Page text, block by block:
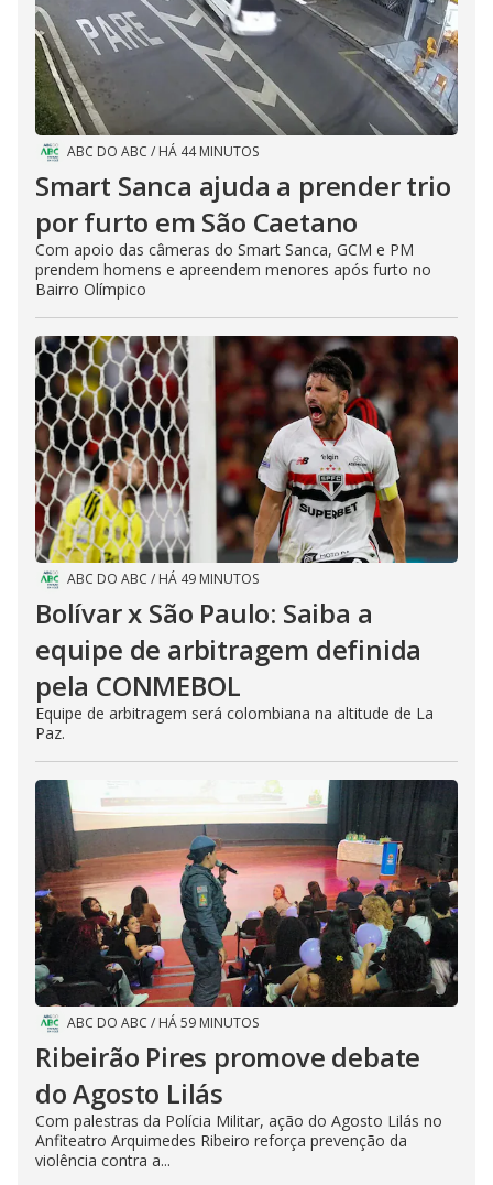
ABC DO ABC / HÁ 44 MINUTOS
Smart Sanca ajuda a prender trio
por furto em São Caetano
Com apoio das câmeras do Smart Sanca, GCM e PM
prendem homens e apreendem menores após furto no
Bairro Olímpico
ABC DO ABC / HÁ 49 MINUTOS
Bolívar x São Paulo: Saiba a
equipe de arbitragem definida
pela CONMEBOL
Equipe de arbitragem será colombiana na altitude de La
Paz.
ABC DO ABC / HÁ 59 MINUTOS
Ribeirão Pires promove debate
do Agosto Lilás
Com palestras da Polícia Militar, ação do Agosto Lilás no
Anfiteatro Arquimedes Ribeiro reforça prevenção da
violência contra a...